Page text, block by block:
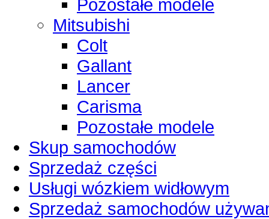
Pozostałe modele
Mitsubishi
Colt
Gallant
Lancer
Carisma
Pozostałe modele
Skup samochodów
Sprzedaż części
Usługi wózkiem widłowym
Sprzedaż samochodów